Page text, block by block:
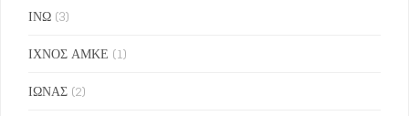
ΙΝΩ (3)
ΙΧΝΟΣ ΑΜΚΕ (1)
ΙΩΝΑΣ (2)